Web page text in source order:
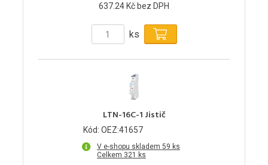
637.24 Kč bez DPH
ks
LTN-16C-1 Jistič
Kód: OEZ:41657
V e-shopu skladem 59 ks
Celkem 321 ks